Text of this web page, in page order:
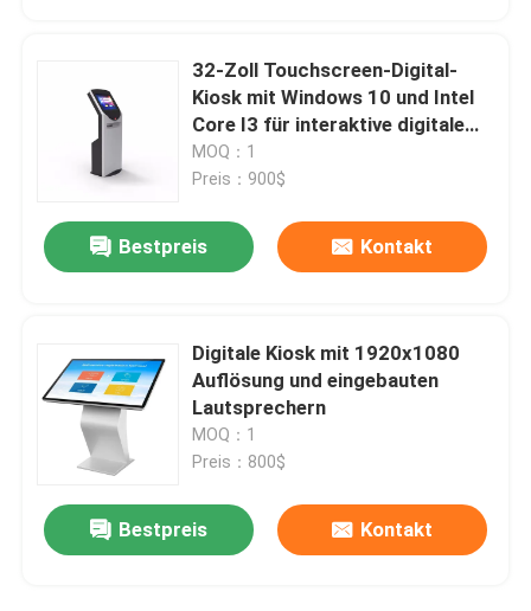
32-Zoll Touchscreen-Digital-
Kiosk mit Windows 10 und Intel
Core I3 für interaktive digitale
Beschilderung
MOQ：1
Preis：900$
Bestpreis Kontakt
Digitale Kiosk mit 1920x1080
Auflösung und eingebauten
Lautsprechern
MOQ：1
Preis：800$
Bestpreis Kontakt